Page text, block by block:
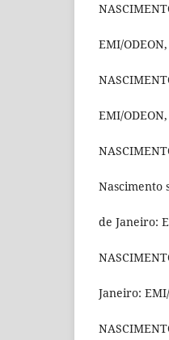
EMI/
EMI/
Nascimento
de Janeiro:
Janeiro: